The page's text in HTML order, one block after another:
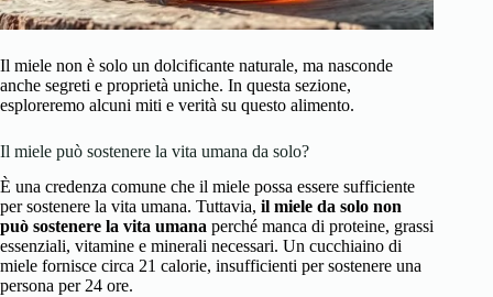
Il miele non è solo un dolcificante naturale, ma nasconde
anche segreti e proprietà uniche. In questa sezione,
esploreremo alcuni miti e verità su questo alimento.
Il miele può sostenere la vita umana da solo?
È una credenza comune che il miele possa essere sufficiente
per sostenere la vita umana. Tuttavia, il miele da solo non
può sostenere la vita umana perché manca di proteine, grassi
essenziali, vitamine e minerali necessari. Un cucchiaino di
miele fornisce circa 21 calorie, insufficienti per sostenere una
persona per 24 ore.